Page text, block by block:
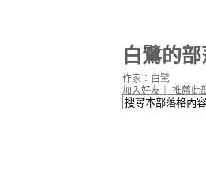
白鷺的
加入好友 推薦此
作家：白鹭